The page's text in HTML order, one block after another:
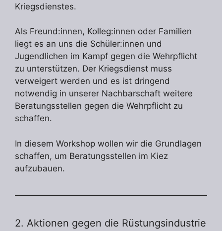
Kriegsdienstes.
Als Freund:innen, Kolleg:innen oder Familien
liegt es an uns die Schüler:innen und
Jugendlichen im Kampf gegen die Wehrpflicht
zu unterstützen. Der Kriegsdienst muss
verweigert werden und es ist dringend
notwendig in unserer Nachbarschaft weitere
Beratungsstellen gegen die Wehrpflicht zu
schaffen.
In diesem Workshop wollen wir die Grundlagen
schaffen, um Beratungsstellen im Kiez
aufzubauen.
2. Aktionen gegen die Rüstungsindustrie